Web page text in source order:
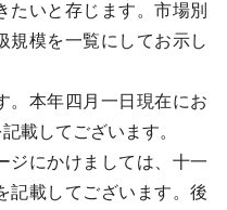
いと存じます。市場別
規模を一覧にしてお示し
本年四月一日現在にお
載してございます。
にかけましては、十一
記載してございます。後